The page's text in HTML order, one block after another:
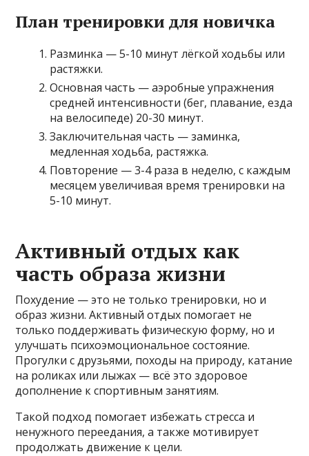
План тренировки для новичка
Разминка — 5-10 минут лёгкой ходьбы или
растяжки.
Основная часть — аэробные упражнения
средней интенсивности (бег, плавание, езда
на велосипеде) 20-30 минут.
Заключительная часть — заминка,
медленная ходьба, растяжка.
Повторение — 3-4 раза в неделю, с каждым
месяцем увеличивая время тренировки на
5-10 минут.
Активный отдых как
часть образа жизни
Похудение — это не только тренировки, но и
образ жизни. Активный отдых помогает не
только поддерживать физическую форму, но и
улучшать психоэмоциональное состояние.
Прогулки с друзьями, походы на природу, катание
на роликах или лыжах — всё это здоровое
дополнение к спортивным занятиям.
Такой подход помогает избежать стресса и
ненужного переедания, а также мотивирует
продолжать движение к цели.